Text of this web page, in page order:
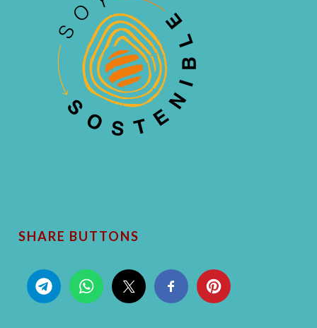
SHARE BUTTONS